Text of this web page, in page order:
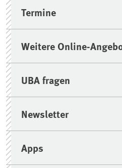
Termine
Weitere Online-
UBA fragen
Newsletter
Apps